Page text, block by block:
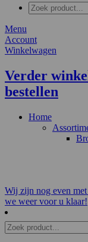
Menu
Account
Winkelwagen
Verder
bestellen
Home
Wij zijn nog even met
we weer voor u klaar!